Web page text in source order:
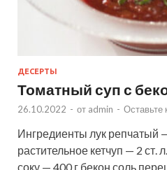
ДЕСЕРТЫ
Томатный суп с
26.10.2022 - от admin - Оставьте
Ингредиенты лук репчатый
растительное кетчуп — 2 ст.
соку — 400 г бекон соль